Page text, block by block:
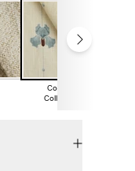
Cottage
Collection